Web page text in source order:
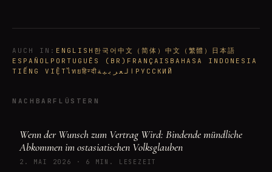
AUCH IN : ENGLISH 한국어 中文（简体） 中文（繁體） 日本語
ESPAÑOL PORTUGUÊS (BR) FRANÇAIS BAHASA INDONESIA
TIẾNG VIỆTไทยहिन्दीالعربية РУССКИЙ
NACHBARFLÜSTERN
Wenn der Wunsch zum Vertrag Wird: Bindende mündliche
Abkommen im ostasiatischen Volksglauben
2. MAI 2026 · 6 MIN. LESEZEIT